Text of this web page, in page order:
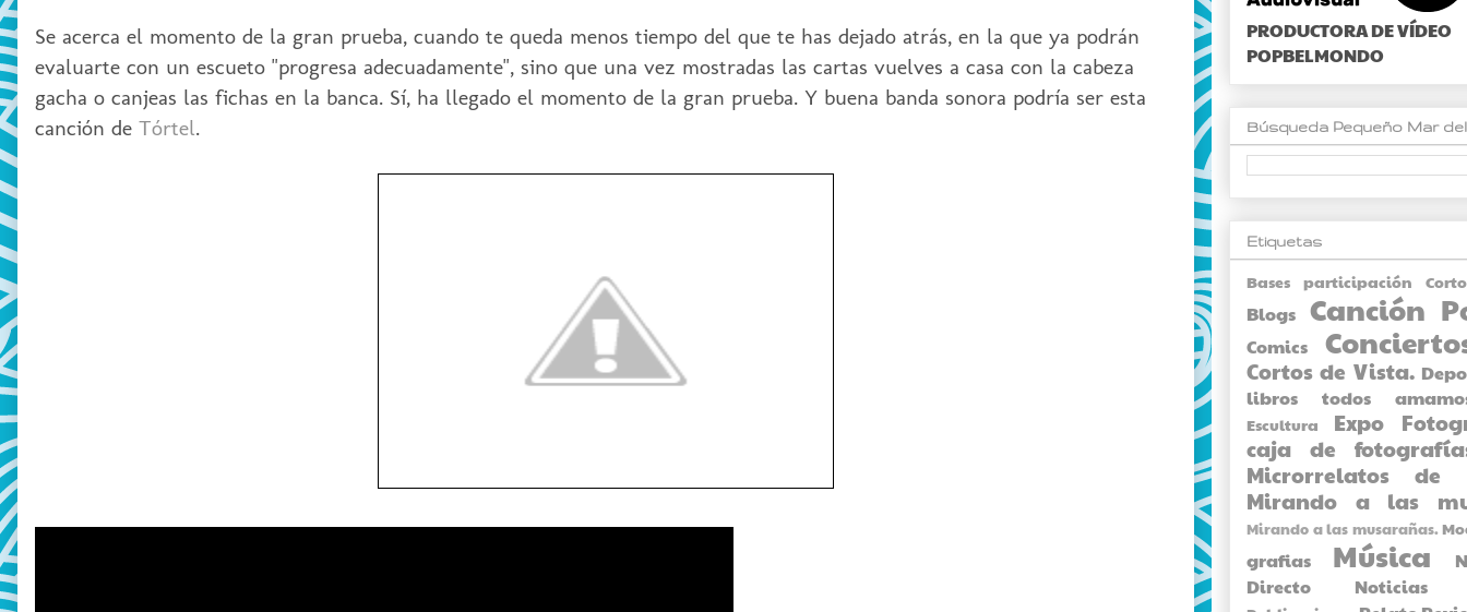
Se acerca el momento de la gran prueba, cuando te queda menos tiempo del que te has dejado atrás, en la que ya podrán
evaluarte con un escueto "progresa adecuadamente", sino que una vez mostradas las cartas vuelves a casa con la cabeza
gacha o canjeas las fichas en la banca. Sí, ha llegado el momento de la gran prueba. Y buena banda sonora podría ser esta
canción de Tórtel.
PRODUCTORA DE VÍDEO
POPBELMONDO
Búsqueda Pequeño Mar
Etiquetas
Bases participación
Blogs Canción
Comics
Cortos de Vista.
libros todos
Escultura Expo
caja de
Microrrelatos de
Mirando a las
Mirando a las musarañas.
grafias Música
Directo
Noticias